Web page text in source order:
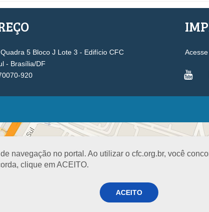
navegação no portal. Ao utilizar o cfc.org.br, você
clique em ACEITO.
ACEITO
5 Bloco J Lote 3 - Edifício CFC
- Brasília/DF
920
VICE-PRESIDÊNCIAS
Administrativa
Controle Interno
Desenvolvimento Profissional
Fiscalização, Ética e Disciplina